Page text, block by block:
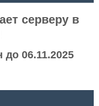
серверу в
06.11.2025